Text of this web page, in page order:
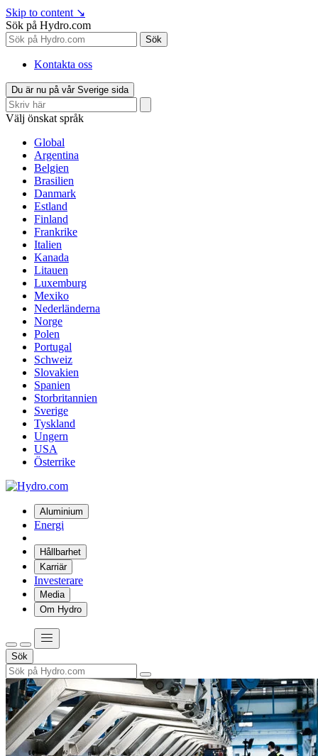
Skip to content ↘
Sök på Hydro.com
Sök
Kontakta oss
Du är nu på vår Sverige sida
Välj önskat språk
Global
Argentina
Belgien
Brasilien
Danmark
Estland
Finland
Frankrike
Italien
Kanada
Litauen
Luxemburg
Mexiko
Nederländerna
Norge
Polen
Portugal
Schweiz
Slovakien
Spanien
Storbritannien
Sverige
Tyskland
Ungern
USA
Österrike
Aluminium
Energi
Hållbarhet
Karriär
Investerare
Media
Om Hydro
Sök